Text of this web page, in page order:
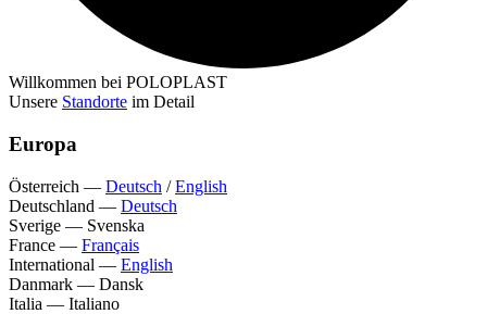
Willkommen bei POLOPLAST
Unsere Standorte im Detail
Europa
Österreich — Deutsch /English
Deutschland — Deutsch
Sverige — Svenska
France — Français
International — English
Danmark — Dansk
Italia — Italiano